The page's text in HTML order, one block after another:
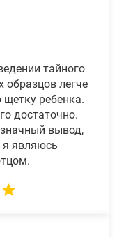
тайного
образцов легче
щетку ребенка.
достаточно.
вывод,
являюсь